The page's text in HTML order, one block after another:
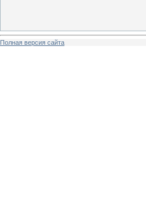
Полная версия сайта